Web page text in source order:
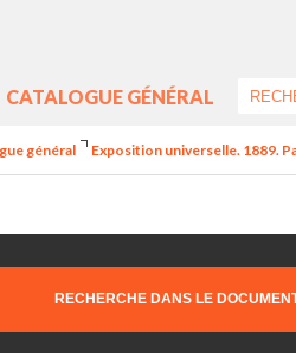
CATALOGUE GÉNÉRAL
général Exposition universelle. 1889.
RECHERCHE DANS LE